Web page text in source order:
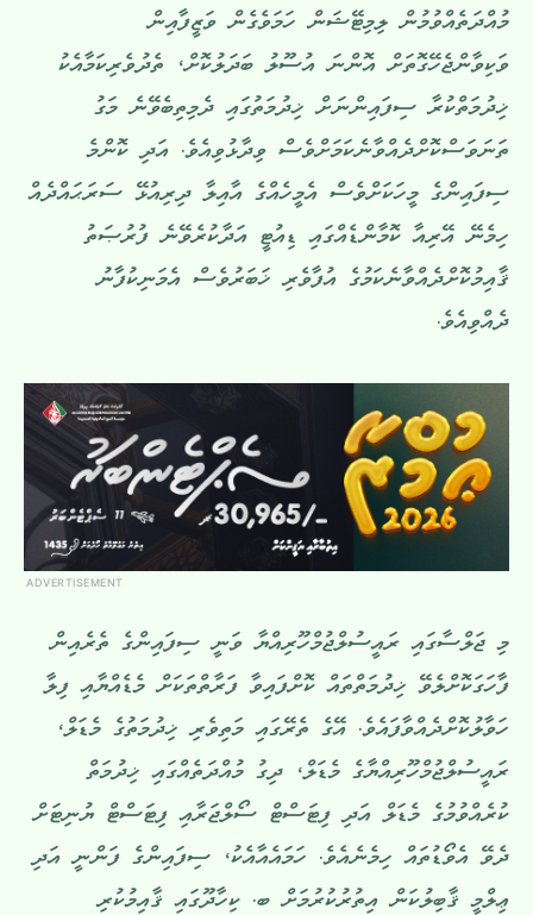
މުއްދަތެއްވުމުން ލިމިޓޭޝަން ހަމަވެގެން ވަޒީފާއިން
ވަކިވާންޖެހޭގޮތަށް އޮންނަ އުސޫލު ބަދަލުކޮށް، ތެދުވެރިކަމާއެކު
ޚިދުމަތްކުރާ ސިފައިންނަށް ޚިދުމަތުގައި ދެމިތިބެވޭނެ މަގު
ތަނަވަސްކޮށްދެއްވާނެކަމަށްވެސް ވިދާޅުވިއެވެ. އަދި ކޮންމެ
ސިފައިންގެ މީހަކަށްވެސް އެމީހެއްގެ އާއިލާ ދިރިއުޅޭ ސަރަޙައްދެއް
ހިމެނޭ އޭރިއާ ކޮމާންޑެއްގައި ޑިއުޓީ އަދާކުރެވޭނެ ފުރުޞަތު
ޤާއިމުކޮށްދެއްވާނެކަމުގެ އުފާވެރި ޚަބަރުވެސް އެމަނިކުފާނު
ދެއްވިއެވެ.
ADVERTISEMENT
މި ޖަލްސާގައި ރައީސުލްޖުމްހޫރިއްޔާ ވަނީ ސިފައިންގެ ތެރެއިން
ފާހަގަކޮށްލެވޭ ޚިދުމަތްތައް ކޮށްފައިވާ ފަރާތްތަކަށް މެޑެއްޔާއި ފިލާ
ހަވާލުކޮށްދެއްވާފައެވެ. އޭގެ ތެރޭގައި މަތިވެރި ޚިދުމަތުގެ މެޑަލް،
ރައީސުލްޖުމްހޫރިއްޔާގެ މެޑަލް، ދިގު މުއްދަތެއްގައި ޚިދުމަތް
ކުރެއްވުމުގެ މެޑަލް އަދި ފިޓަސްޓް ސޯލްޖަރާއި ފިޓަސްޓް ޔުނިޓަށް
ދެވޭ އެވޯޑުތައް ހިމެނެއެވެ. ހަމައެއާއެކު، ސިފައިންގެ ފަންނީ އަދި
ޢިލްމީ ޤާބިލުކަން އިތުރުކުރުމަށް ބ. ކިހާދޫގައި ޤާއިމުކުރި